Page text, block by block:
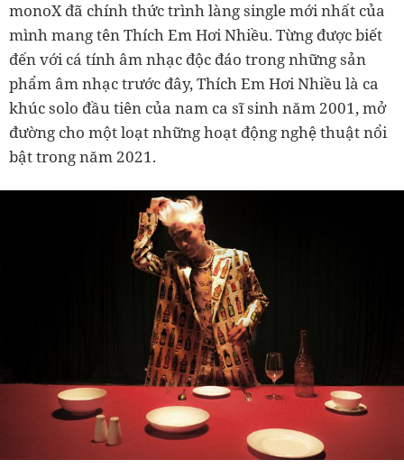
monoX đã chính thức trình làng single mới nhất của
mình mang tên Thích Em Hơi Nhiều. Từng được biết
đến với cá tính âm nhạc độc đáo trong những sản
phẩm âm nhạc trước đây, Thích Em Hơi Nhiều là ca
khúc solo đầu tiên của nam ca sĩ sinh năm 2001, mở
đường cho một loạt những hoạt động nghệ thuật nổi
bật trong năm 2021.